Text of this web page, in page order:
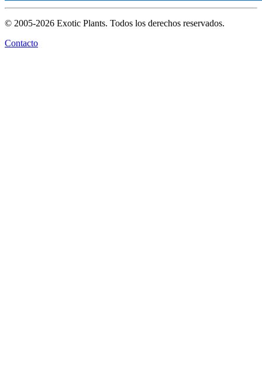
© 2005-2026 Exotic Plants. Todos los derechos reservados.
Contacto